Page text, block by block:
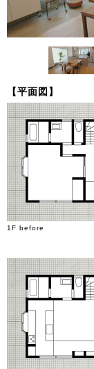
【平面図】
1F before